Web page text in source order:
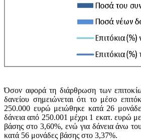
Όσον αφορά τη διάρθρωση των
δανείου σημειώνεται ότι το μέσο
250.000 ευρώ μειώθηκε κατά 26
δάνεια από 250.001 μέχρι 1 εκατ. ευρώ
βάσης στο 3,60%, ενώ για δάνεια άνω
κατά 56 μονάδες βάσης στο 3,37%.